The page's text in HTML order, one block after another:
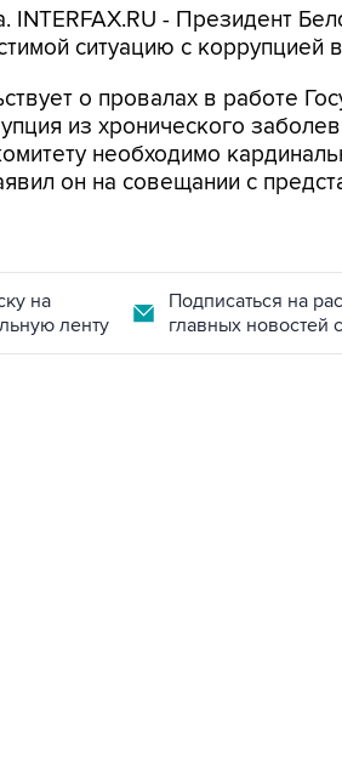
INTERFAX.RU - Президент
ситуацию с коррупцией
о провалах в работе
из хронического
необходимо
он на совещании с
на
ленту
Подписаться на
главных новостей